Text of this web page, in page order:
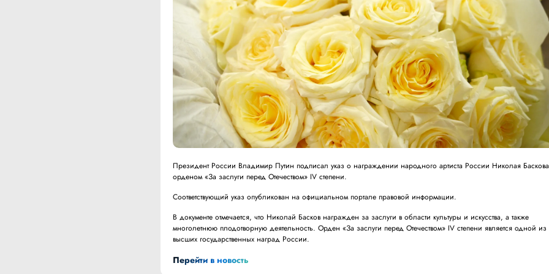
Президент России Владимир Путин подписал указ о награждении народного артиста России Николая Баскова
орденом «За заслуги перед Отечеством» IV степени.
Соответствующий указ опубликован на официальном портале правовой информации.
В документе отмечается, что Николай Басков награжден за заслуги в области культуры и искусства, а также
многолетнюю плодотворную деятельность. Орден «За заслуги перед Отечеством» IV степени является одной из
высших государственных наград России.
Перейти в новость